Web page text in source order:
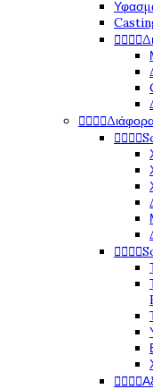




